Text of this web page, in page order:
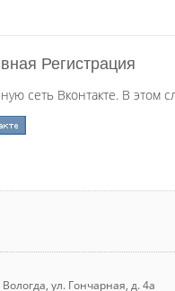
Регистрация
сеть Вконтакте. В этом
Вологда, ул. Гончарная, д. 4а